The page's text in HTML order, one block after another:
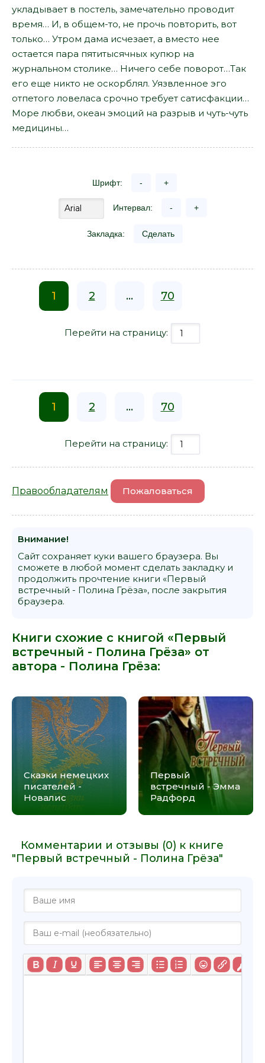
укладывает в постель, замечательно проводит
время… И, в общем-то, не прочь повторить, вот
только… Утром дама исчезает, а вместо нее
остается пара пятитысячных купюр на
журнальном столике… Ничего себе поворот…Так
его еще никто не оскорблял. Уязвленное эго
отпетого ловеласа срочно требует сатисфакции…
Море любви, океан эмоций на разрыв и чуть-чуть
медицины…
Шрифт: - +
Интервал: - +
Закладка: Сделать
1 2 ... 70
Перейти на страницу:
1 2 ... 70
Перейти на страницу:
Правообладателям Пожаловаться
Внимание!
Сайт сохраняет куки вашего браузера. Вы
сможете в любой момент сделать закладку и
продолжить прочтение книги «Первый
встречный - Полина Грёза», после закрытия
браузера.
Книги схожие с книгой «Первый
встречный - Полина Грёза» от
автора - Полина Грёза:
Сказки немецких
писателей -
Новалис
Первый
встречный - Эмма
Радфорд
Комментарии и отзывы (0) к книге
"Первый встречный - Полина Грёза"